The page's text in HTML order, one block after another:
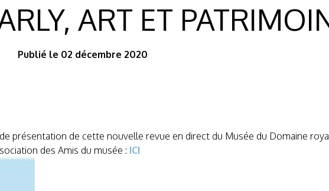
ART ET
Publié le 02 décembre 2020
présentation de cette nouvelle revue en direct du Musée du Domaine
des Amis du musée : ICI